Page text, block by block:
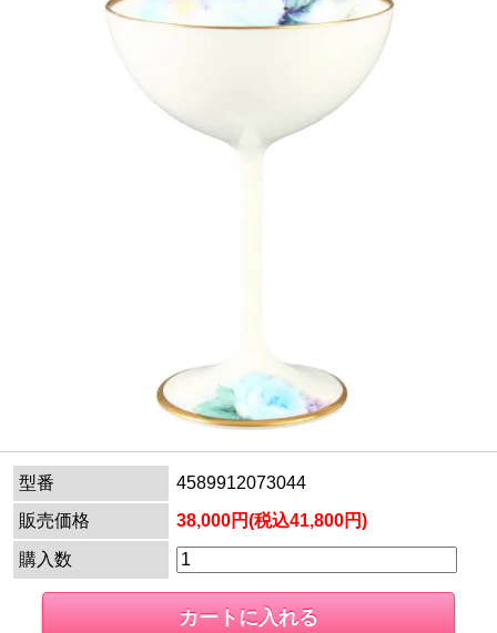
型番
4589912073044
販売価格
38,000円(税込41,800円)
購入数